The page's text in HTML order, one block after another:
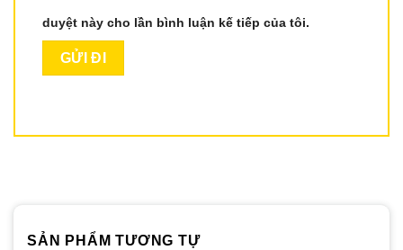
duyệt này cho lần bình luận kế tiếp của tôi.
SẢN PHẨM TƯƠNG TỰ